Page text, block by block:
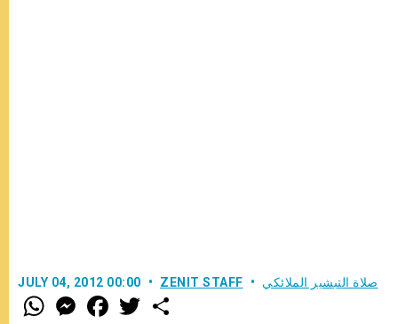
JULY 04, 2012 00:00 ZENIT STAFF صلاة التبشير الملائكي
W
h
M
e
F
a w